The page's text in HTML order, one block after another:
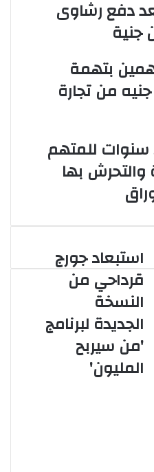
دفع رشاوى
على 3 متهمين بتهمة
جنيه من تجارة
السجن المشدد 3 سنوات للمتهم
بها
استبعاد
جورج
قرداحي
من
الجديدة
لبرنامج
'من
سيربح
استبعاد جورج
قرداحي من
النسخة
الجديدة لبرنامج
'من سيربح
المليون'